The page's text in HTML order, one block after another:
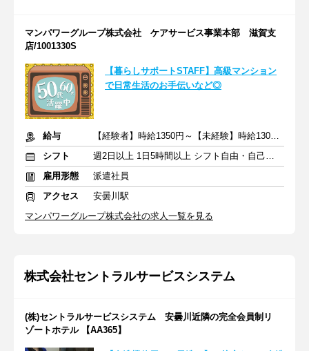
マンパワーグループ株式会社 ケアサービス事業本部 滋賀支
店/1001330S
【暮らしサポートSTAFF】高級マンション
で日常生活のお手伝いなど◎
給与
【経験者】時給1350円～【未経験】時給1300円～ ※交通費全額
シフト
週2日以上 1日5時間以上 シフト自由・自己申告
雇用形態
派遣社員
アクセス
安曇川駅
マンパワーグループ株式会社の求人一覧を見る
株式会社セントラルサービスシステム
(株)セントラルサービスシステム 安曇川近隣の完全会員制リ
ゾートホテル 【AA365】